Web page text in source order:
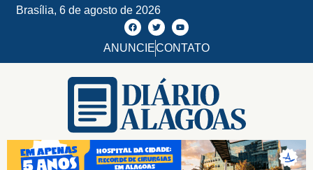
Brasília, 6 de agosto de 2026
ANUNCIECONTATO